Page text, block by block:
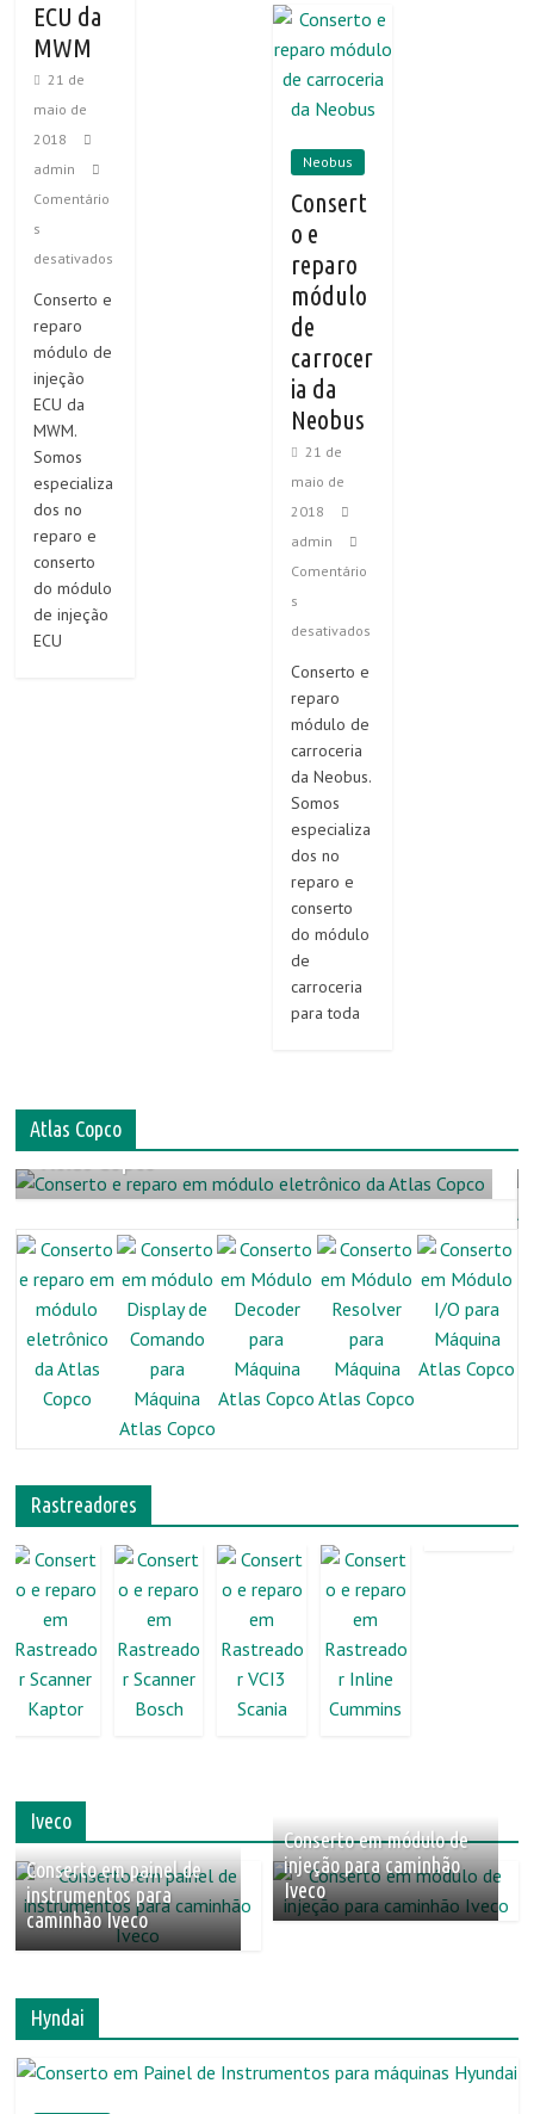
ECU da
MWM
21 de
maio de
2018
admin
Comentário
s
desativados
Conserto e
reparo
módulo de
injeção
ECU da
MWM.
Somos
especializa
dos no
reparo e
conserto
do módulo
de injeção
ECU
Neobus
Consert
o e
reparo
módulo
de
carrocer
ia da
Neobus
21 de
maio de
2018
admin
Comentário
s
desativados
Conserto e
reparo
módulo de
carroceria
da Neobus.
Somos
especializa
dos no
reparo e
conserto
do módulo
de
carroceria
para toda
Atlas Copco
Conserto e reparo em módulo eletrônico da
Atlas Copco
Rastreadores
Iveco
Conserto em painel de
instrumentos para
caminhão Iveco
Conserto em módulo de
injeção para caminhão
Iveco
Hyndai